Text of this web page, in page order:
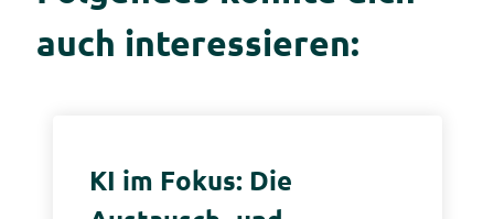
auch interessieren:
KI im Fokus: Die